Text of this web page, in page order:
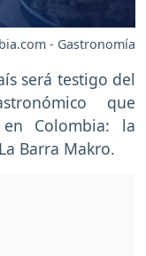
- Gastronomía
será testigo del
que
Colombia: la
Barra Makro.